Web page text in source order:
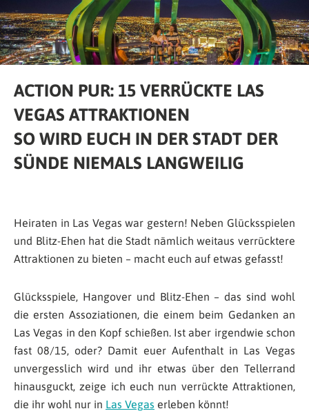
ACTION PUR: 15 VERRÜCKTE LAS
VEGAS ATTRAKTIONEN
SO WIRD EUCH IN DER STADT DER
SÜNDE NIEMALS LANGWEILIG
Heiraten in Las Vegas war gestern! Neben Glücksspielen
und Blitz-Ehen hat die Stadt nämlich weitaus verrücktere
Attraktionen zu bieten – macht euch auf etwas gefasst!
Glücksspiele, Hangover und Blitz-Ehen – das sind wohl
die ersten Assoziationen, die einem beim Gedanken an
Las Vegas in den Kopf schießen. Ist aber irgendwie schon
fast 08/15, oder? Damit euer Aufenthalt in Las Vegas
unvergesslich wird und ihr etwas über den Tellerrand
hinausguckt, zeige ich euch nun verrückte Attraktionen,
die ihr wohl nur in Las Vegas erleben könnt!